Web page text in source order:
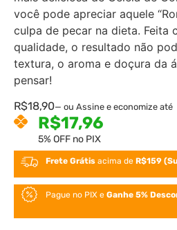
de clientes
você pode apreciar aquele
culpa de pecar na dieta. Feita
qualidade, o resultado não
textura, o aroma e doçura da
pensar!
R$18,90— ou Assine e economize até
R$17,96
5% OFF no PIX
Frete Grátis acima deR$159
Pague no PIX eGanhe 5%